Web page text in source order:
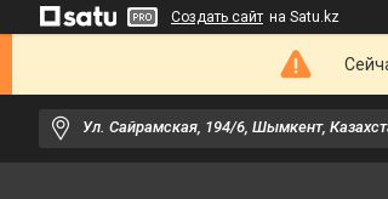
Создать сайт на Satu.kz
Ул. Сайрамская, 194/6, Шымкент,